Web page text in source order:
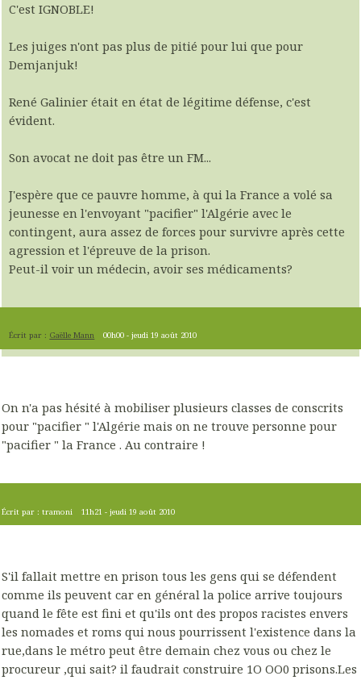
C'est IGNOBLE!
Les juiges n'ont pas plus de pitié pour lui que pour
Demjanjuk!
René Galinier était en état de légitime défense, c'est
évident.
Son avocat ne doit pas être un FM...
J'espère que ce pauvre homme, à qui la France a volé sa
jeunesse en l'envoyant "pacifier" l'Algérie avec le
contingent, aura assez de forces pour survivre après cette
agression et l'épreuve de la prison.
Peut-il voir un médecin, avoir ses médicaments?
Écrit par : Gaëlle Mann 00h00 -jeudi 19 août 2010
On n'a pas hésité à mobiliser plusieurs classes de conscrits
pour "pacifier " l'Algérie mais on ne trouve personne pour
"pacifier " la France . Au contraire !
Écrit par : tramoni 11h21 -jeudi 19 août 2010
S'il fallait mettre en prison tous les gens qui se défendent
comme ils peuvent car en général la police arrive toujours
quand le fête est fini et qu'ils ont des propos racistes envers
les nomades et roms qui nous pourrissent l'existence dans la
rue,dans le métro peut être demain chez vous ou chez le
procureur ,qui sait? il faudrait construire 1O OO0 prisons.Les